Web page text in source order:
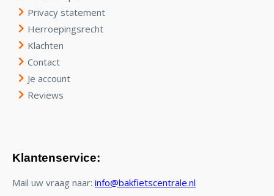
Privacy statement
Herroepingsrecht
Klachten
Contact
Je account
Reviews
Klantenservice:
Mail uw vraag naar: info@bakfietscentrale.nl